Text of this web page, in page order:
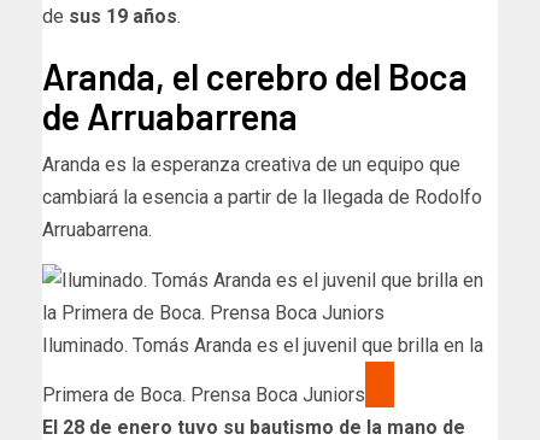
de sus 19 años.
Aranda, el cerebro del Boca
de Arruabarrena
Aranda es la esperanza creativa de un equipo que
cambiará la esencia a partir de la llegada de Rodolfo
Arruabarrena.
Iluminado. Tomás Aranda es el juvenil que brilla en la
Primera de Boca. Prensa Boca Juniors
El 28 de enero tuvo su bautismo de la mano de